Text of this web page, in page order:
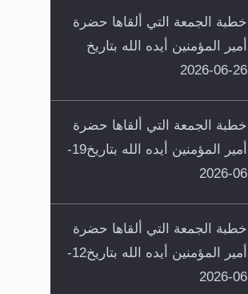
خطبة الجمعة التي ألقاها حضرة
أمير المؤمنين أيده الله بتاريخ
26-06-2026
خطبة الجمعة التي ألقاها حضرة
أمير المؤمنين أيده الله بتاريخ19-
06-2026
خطبة الجمعة التي ألقاها حضرة
أمير المؤمنين أيده الله بتاريخ12-
06-2026